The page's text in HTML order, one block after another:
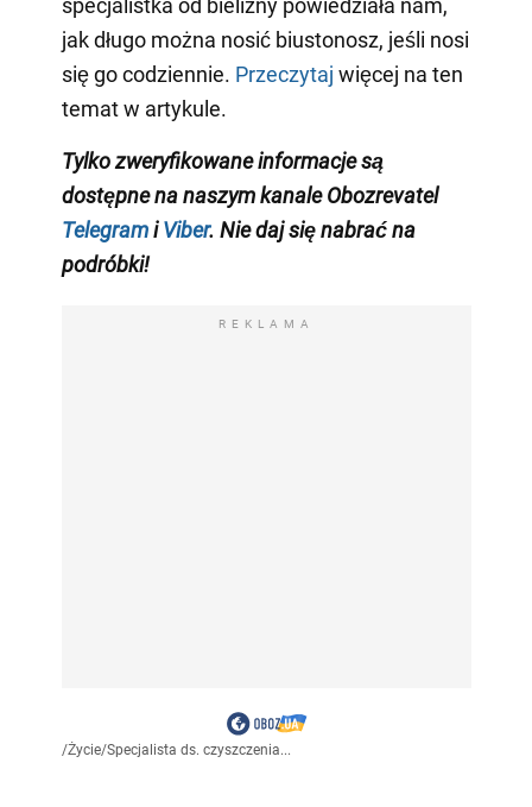
specjalistka od bielizny powiedziała nam,
jak długo można nosić biustonosz, jeśli nosi
się go codziennie. Przeczytaj więcej na ten
temat w artykule.
Tylko zweryfikowane informacje są
dostępne na naszym kanale Obozrevatel
TelegramiViber. Nie daj się nabrać na
podróbki!
REKLAMA
/Życie/Specjalista ds. czyszczenia...